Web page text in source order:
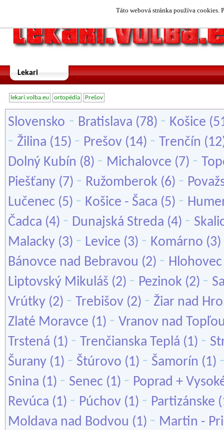
Táto webová stránka používa cookies.
Lekari
lekari.volba.eu ortopédia Prešov
Slovensko - Bratislava (78) - Košice
- Žilina (15) - Prešov (14) - Trenčín
Dolný Kubín (8) - Michalovce (7) -
Piešťany (7) - Ružomberok (6) -
Lučenec (5) - Košice - Šaca (5) -
Čadca (4) - Dunajská Streda (4) -
Malacky (3) - Levice (3) - Komárno (3)
Bánovce nad Bebravou (2) - Hlohovec
Liptovský Mikuláš (2) - Pezinok (2) -
Vrútky (2) - Trebišov (2) - Žiar nad
Zlaté Moravce (1) - Vranov nad
Trstená (1) - Trenčianska Teplá (1) -
Šurany (1) - Štúrovo (1) - Šamorín (1)
Snina (1) - Senec (1) - Poprad +
Revúca (1) - Púchov (1) - Partizánske
Moldava nad Bodvou (1) - Martin -